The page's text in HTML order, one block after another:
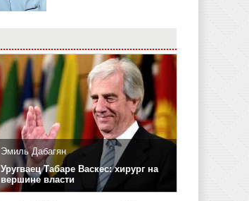
Эмиль Дабагян
Уругваец Табаре Васкес: хирург на
вершине власти